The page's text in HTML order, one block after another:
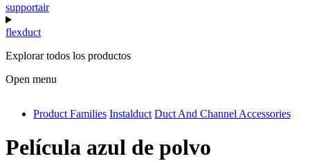
supportair
flexduct
Explorar todos los productos
Open menu
antivib
isolfix
Product Families Instalduct Duct And Channel Accessories
Película azul de polvo